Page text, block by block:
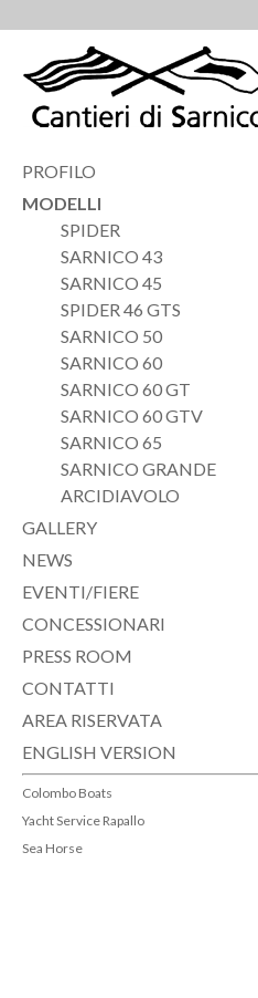
PROFILO
MODELLI
SPIDER
SARNICO 43
SARNICO 45
SPIDER 46 GTS
SARNICO 50
SARNICO 60
SARNICO 60 GT
SARNICO 60 GTV
SARNICO 65
SARNICO GRANDE
ARCIDIAVOLO
GALLERY
NEWS
EVENTI/FIERE
CONCESSIONARI
PRESS ROOM
CONTATTI
AREA RISERVATA
ENGLISH VERSION
Colombo Boats
Yacht Service Rapallo
Sea Horse